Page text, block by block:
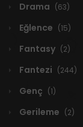
Drama (63)
Eğlence (15)
Fantasy (2)
Fantezi (244)
Genç (1)
Gerileme (2)